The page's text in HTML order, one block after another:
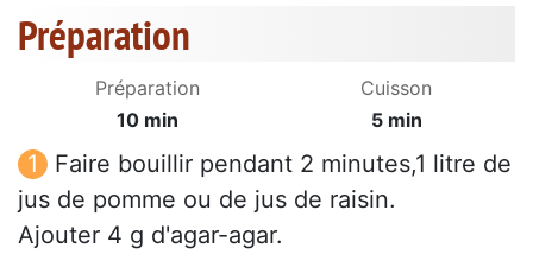
Préparation
Préparation
10 min
Cuisson
5 min
Faire bouillir pendant 2 minutes,1 litre de
jus de pomme ou de jus de raisin.
Ajouter 4 g d'agar-agar.